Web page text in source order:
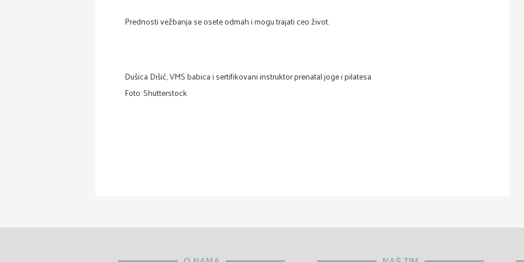
Prednosti vežbanja se osete odmah i mogu trajati ceo život.
Dušica Dišić, VMS babica i sertifikovani instruktor prenatal joge i pilatesa
Foto: Shutterstock